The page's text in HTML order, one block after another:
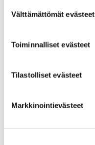
valinta
Välttämättömät evästeet
Toiminnalliset evästeet
Tilastolliset evästeet
Markkinointievästeet